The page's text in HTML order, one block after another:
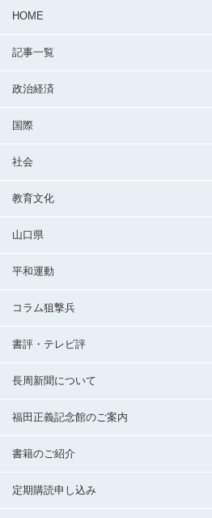
HOME
記事一覧
政治経済
国際
社会
教育文化
山口県
平和運動
コラム狙撃兵
書評・テレビ評
長周新聞について
福田正義記念館のご案内
書籍のご紹介
定期購読申し込み